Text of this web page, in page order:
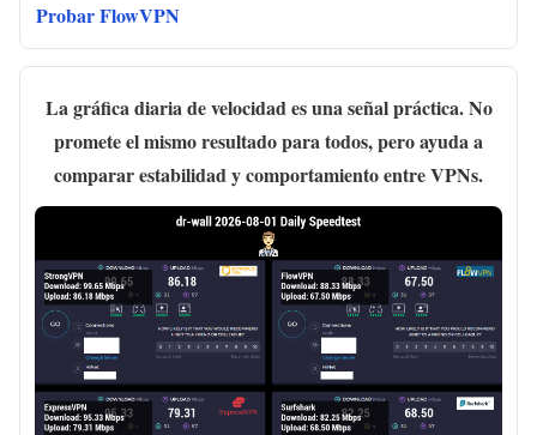
Probar FlowVPN
La gráfica diaria de velocidad es una señal práctica. No
promete el mismo resultado para todos, pero ayuda a
comparar estabilidad y comportamiento entre VPNs.